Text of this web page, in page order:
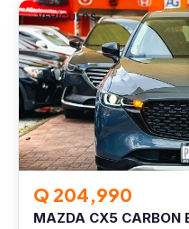
VEHÍCULOS
Q 204,990
MAZDA CX5 CARBON